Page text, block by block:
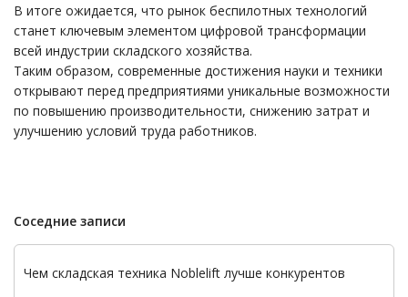
В итоге ожидается, что рынок беспилотных технологий
станет ключевым элементом цифровой трансформации
всей индустрии складского хозяйства.
Таким образом, современные достижения науки и техники
открывают перед предприятиями уникальные возможности
по повышению производительности, снижению затрат и
улучшению условий труда работников.
Соседние записи
Чем складская техника Noblelift лучше конкурентов